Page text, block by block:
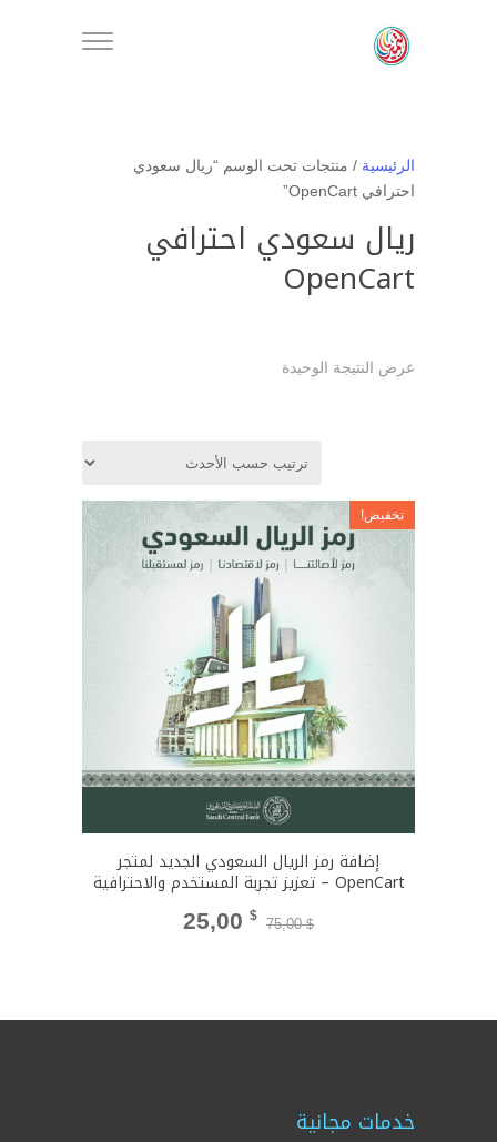
الرئيسية / منتجات تحت الوسم “ريال سعودي
احترافي OpenCart”
ريال سعودي احترافي
OpenCart
عرض النتيجة الوحيدة
تخفيض!
إضافة رمز الريال السعودي الجديد لمتجر
OpenCart – تعزيز تجربة المستخدم والاحترافية
75,00$
السعر
25,00 $
خدمات مجانية